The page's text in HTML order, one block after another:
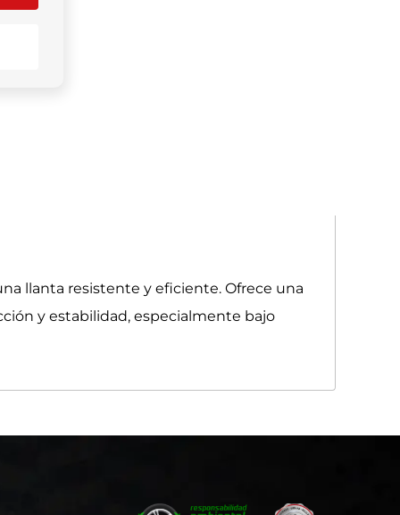
llanta resistente y eficiente. Ofrece una
y estabilidad, especialmente bajo